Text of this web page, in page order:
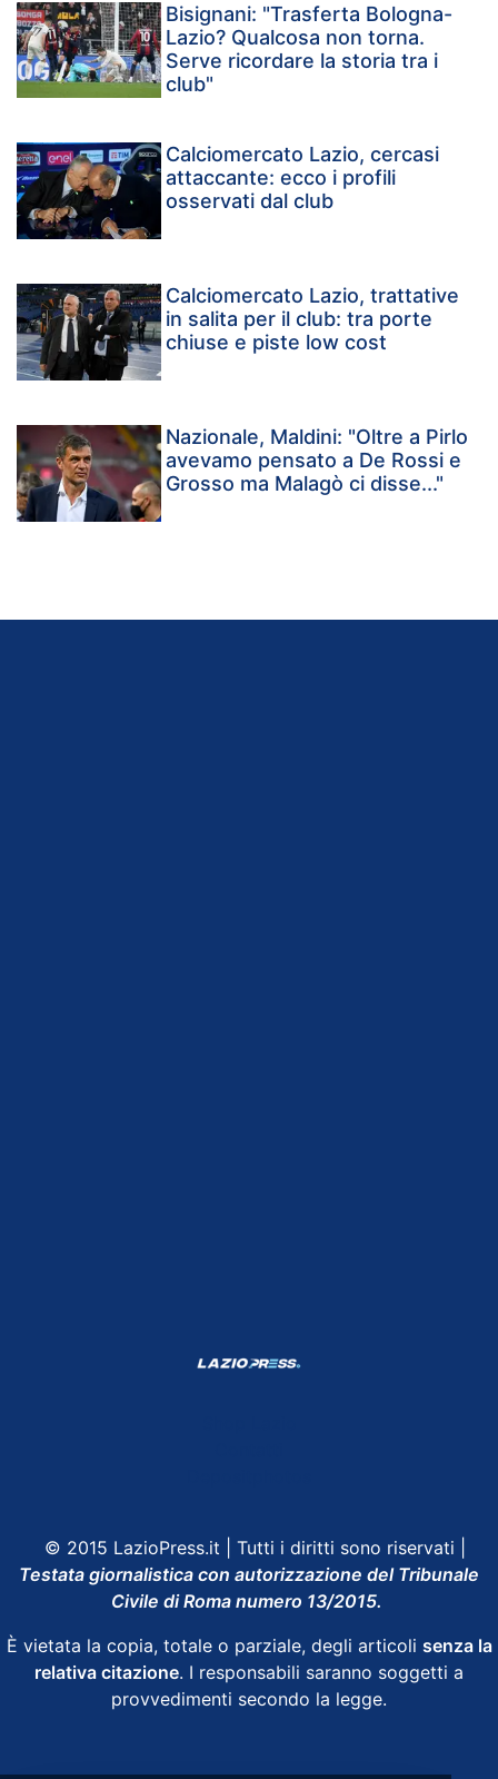
Bisignani: "Trasferta Bologna-
Lazio? Qualcosa non torna.
Serve ricordare la storia tra i
club"
Calciomercato Lazio, cercasi
attaccante: ecco i profili
osservati dal club
Calciomercato Lazio, trattative
in salita per il club: tra porte
chiuse e piste low cost
Nazionale, Maldini: "Oltre a Pirlo
avevamo pensato a De Rossi e
Grosso ma Malagò ci disse..."
© 2015 LazioPress.it | Tutti i diritti sono riservati |
Testata giornalistica con autorizzazione del Tribunale
Civile di Roma numero 13/2015.
È vietata la copia, totale o parziale, degli articoli senza la
relativa citazione. I responsabili saranno soggetti a
provvedimenti secondo la legge.